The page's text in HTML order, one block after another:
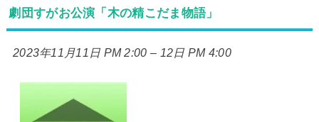
劇団すがお公演「木の精こだま物語」
2023年11月11日 PM 2:00 – 12日 PM 4:00